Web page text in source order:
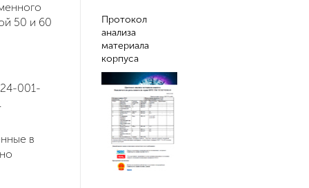
50 и 60
001-
в
Протокол
анализа
материала
корпуса